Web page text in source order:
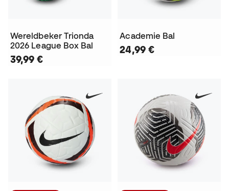
Wereldbeker Trionda
2026 League Box Bal
39,99 €
Academie Bal
24,99 €